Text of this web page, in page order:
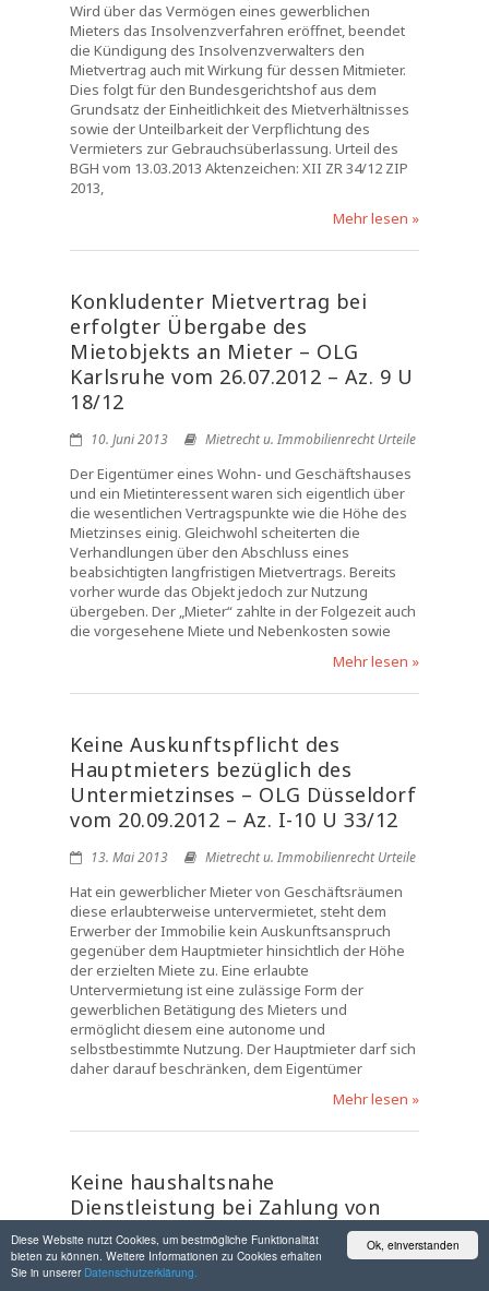
Ok, einverstanden
Diese Website nutzt Cookies, um bestmögliche Funktionalität
bieten zu können. Weitere Informationen zu Cookies erhalten
Sie in unserer Datenschutzerklärung.
Wird über das Vermögen eines gewerblichen
Mieters das Insolvenzverfahren eröffnet, beendet
die Kündigung des Insolvenzverwalters den
Mietvertrag auch mit Wirkung für dessen Mitmieter.
Dies folgt für den Bundesgerichtshof aus dem
Grundsatz der Einheitlichkeit des Mietverhältnisses
sowie der Unteilbarkeit der Verpflichtung des
Vermieters zur Gebrauchsüberlassung. Urteil des
BGH vom 13.03.2013 Aktenzeichen: XII ZR 34/12 ZIP
2013,
Mehr lesen »
Konkludenter Mietvertrag bei
erfolgter Übergabe des
Mietobjekts an Mieter – OLG
Karlsruhe vom 26.07.2012 – Az. 9 U
18/12
10. Juni 2013 Mietrecht u. Immobilienrecht Urteile
Der Eigentümer eines Wohn- und Geschäftshauses
und ein Mietinteressent waren sich eigentlich über
die wesentlichen Vertragspunkte wie die Höhe des
Mietzinses einig. Gleichwohl scheiterten die
Verhandlungen über den Abschluss eines
beabsichtigten langfristigen Mietvertrags. Bereits
vorher wurde das Objekt jedoch zur Nutzung
übergeben. Der „Mieter“ zahlte in der Folgezeit auch
die vorgesehene Miete und Nebenkosten sowie
Mehr lesen »
Keine Auskunftspflicht des
Hauptmieters bezüglich des
Untermietzinses – OLG Düsseldorf
vom 20.09.2012 – Az. I-10 U 33/12
13. Mai 2013 Mietrecht u. Immobilienrecht Urteile
Hat ein gewerblicher Mieter von Geschäftsräumen
diese erlaubterweise untervermietet, steht dem
Erwerber der Immobilie kein Auskunftsanspruch
gegenüber dem Hauptmieter hinsichtlich der Höhe
der erzielten Miete zu. Eine erlaubte
Untervermietung ist eine zulässige Form der
gewerblichen Betätigung des Mieters und
ermöglicht diesem eine autonome und
selbstbestimmte Nutzung. Der Hauptmieter darf sich
daher darauf beschränken, dem Eigentümer
Mehr lesen »
Keine haushaltsnahe
Dienstleistung bei Zahlung von
Pauschalen für
Schönheitsreparaturen – BFH vom
05.07.2012 – Az. VI R 18/10